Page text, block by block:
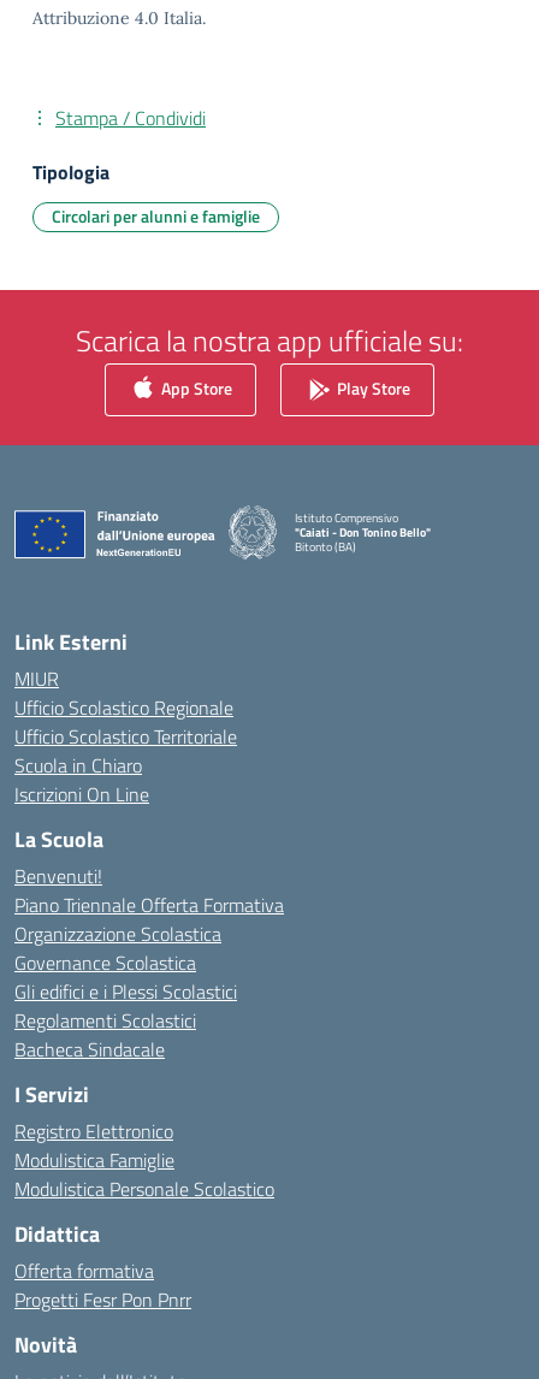
Attribuzione 4.0 Italia.
Stampa / Condividi
Tipologia
Circolari per alunni e famiglie
Scarica la nostra app ufficiale su:
App Store Play Store
Istituto Comprensivo
"Caiati - Don Tonino Bello"
Bitonto (BA)
Link Esterni
MIUR
Ufficio Scolastico Regionale
Ufficio Scolastico Territoriale
Scuola in Chiaro
Iscrizioni On Line
La Scuola
Benvenuti!
Piano Triennale Offerta Formativa
Organizzazione Scolastica
Governance Scolastica
Gli edifici e i Plessi Scolastici
Regolamenti Scolastici
Bacheca Sindacale
I Servizi
Registro Elettronico
Modulistica Famiglie
Modulistica Personale Scolastico
Didattica
Offerta formativa
Progetti Fesr Pon Pnrr
Novità